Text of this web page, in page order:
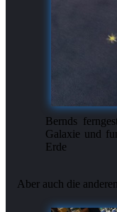
Bernds
Galaxie und
Erde